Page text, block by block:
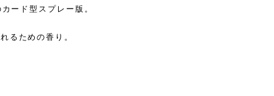
ード型スプレー版。
るための香り。